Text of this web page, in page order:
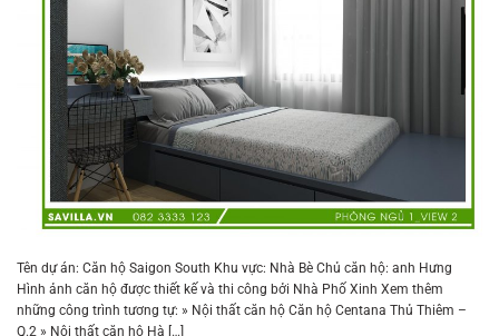
Tên dự án: Căn hộ Saigon South Khu vực: Nhà Bè Chủ căn hộ: anh Hưng
Hình ảnh căn hộ được thiết kế và thi công bởi Nhà Phố Xinh Xem thêm
những công trình tương tự: » Nội thất căn hộ Căn hộ Centana Thủ Thiêm –
Q.2 » Nội thất căn hộ Hà […]